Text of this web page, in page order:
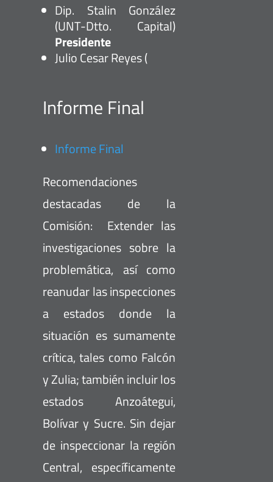
Dip. Stalin González
(UNT-Dtto. Capital)
Presidente
Julio Cesar Reyes (
Informe Final
Informe Final
Recomendaciones
destacadas de la
Comisión: Extender las
investigaciones sobre la
problemática, así como
reanudar las inspecciones
a estados donde la
situación es sumamente
crítica, tales como Falcón
y Zulia; también incluir los
estados Anzoátegui,
Bolívar y Sucre. Sin dejar
de inspeccionar la región
Central, específicamente